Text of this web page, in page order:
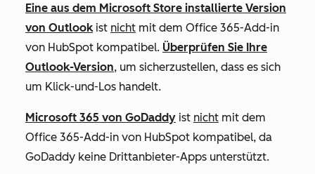
Eine aus dem Microsoft Store installierte Version
von Outlookist nicht mit dem Office 365-Add-in
von HubSpot kompatibel. Überprüfen Sie Ihre
Outlook-Version, um sicherzustellen, dass es sich
um Klick-und-Los handelt.
Microsoft 365 von GoDaddy ist nicht mit dem
Office 365-Add-in von HubSpot kompatibel, da
GoDaddy keine Drittanbieter-Apps unterstützt.